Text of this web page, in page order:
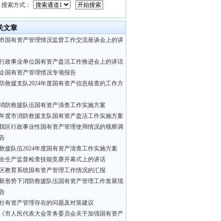
搜索方式：
文章
国有资产管理情况监督工作交流座谈会上的讲
政事业单位国有资产盘活工作推进会上的讲话
国有资产管理情况专项报告
救援支队2024年度国有资产信息核查的工作方
防救援队伍国有资产清查工作实施方案
度市消防救援支队国有资产盘活工作实施方案
区行政事业性国有资产管理使用情况的视察调
援队伍2024年度国有资产清查工作实施方案
生产监督检查技能竞赛开幕式上的讲话
教育系统国有资产管理工作情况的汇报
形势下消防救援队伍国有资产管理工作发展现
有资产管理存在的问题及对策建议
市人民代表大会常务委员会关于加强国有资产